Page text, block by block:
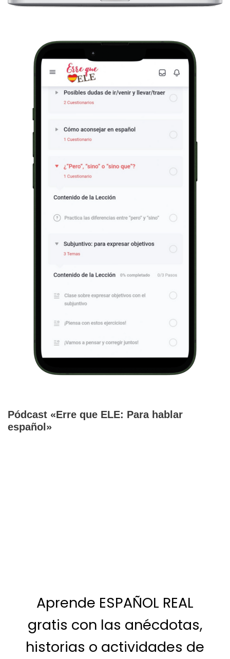
Pódcast «Erre que ELE: Para hablar
español»
Aprende ESPAÑOL REAL
gratis con las anécdotas,
historias o actividades de